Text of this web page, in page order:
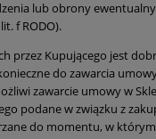
lub obrony
f RODO).
przez Kupującego jest
do zawarcia
zawarcie umowy w
podane w związku z
do momentu, w